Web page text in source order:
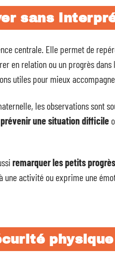
sans
centrale. Elle permet de
en relation ou un progrès dans
utiles pour mieux
les observations sont
prévenir une situation difficile
remarquer les petits
une activité ou exprime une